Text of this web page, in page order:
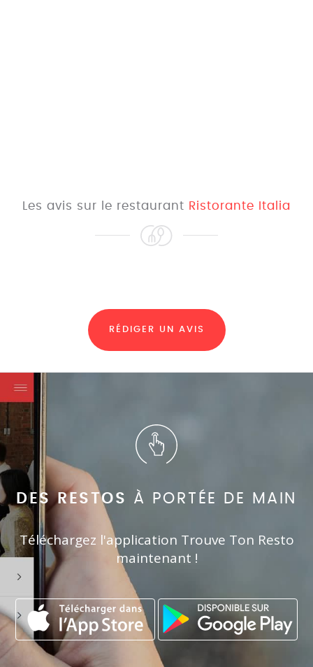
Les avis sur le restaurant Ristorante Italia
RÉDIGER UN AVIS
DES RESTOS À PORTÉE DE MAIN
Téléchargez l'application Trouve Ton Resto
maintenant !